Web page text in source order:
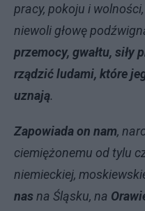
pracy, pokoju i
niewoli głowę
przemocy, gwałtu, siły
rządzić ludami, które
uznają.
Zapowiada on nam,
ciemiężonemu od tylu
niemieckiej,
nasna Śląsku, na